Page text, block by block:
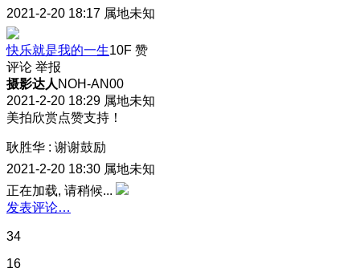
2021-2-20 18:17 属地未知
快乐就是我的一生10F 赞
评论 举报
摄影达人 NOH-AN00
2021-2-20 18:29 属地未知
美拍欣赏点赞支持！
耿胜华 : 谢谢鼓励
2021-2-20 18:30 属地未知
正在加载, 请稍候...
发表评论…
34
16